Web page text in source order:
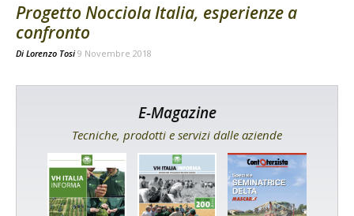
Progetto Nocciola Italia, esperienze a
confronto
Di Lorenzo Tosi 9 Novembre 2018
E-Magazine
Tecniche, prodotti e servizi dalle aziende